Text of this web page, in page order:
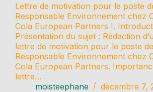
Lettre de motivation pour le poste
Responsable Environnement chez
Cola European Partners I.
Présentation du sujet : Rédaction
lettre de motivation pour le poste de
Responsable Environnement chez
Cola European Partners.
lettre…
moisteephane
décembre 7,